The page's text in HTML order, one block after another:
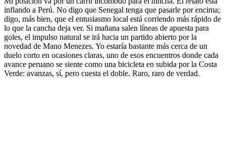
inflando a Perú. No digo que Senegal tenga que pasarle por encima;
digo, más bien, que el entusiasmo local está corriendo más rápido de
lo que la cancha deja ver. Si mañana salen líneas de apuesta para
goles, el impulso natural se irá hacia un partido abierto por la
novedad de Mano Menezes. Yo estaría bastante más cerca de un
duelo corto en ocasiones claras, uno de esos encuentros donde cada
avance peruano se siente como una bicicleta en subida por la Costa
Verde: avanzas, sí, pero cuesta el doble. Raro, raro de verdad.